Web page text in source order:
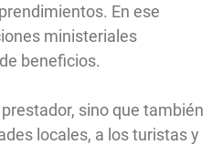
En ese
ministeriales
beneficios.
sino que también
locales, a los turistas y